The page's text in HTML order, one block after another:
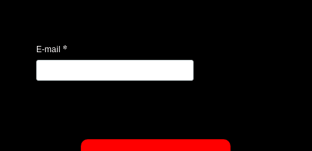
E-mail *